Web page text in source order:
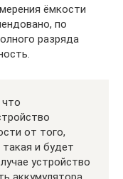
ёмкости
по
разряда
от того,
и будет
устройство